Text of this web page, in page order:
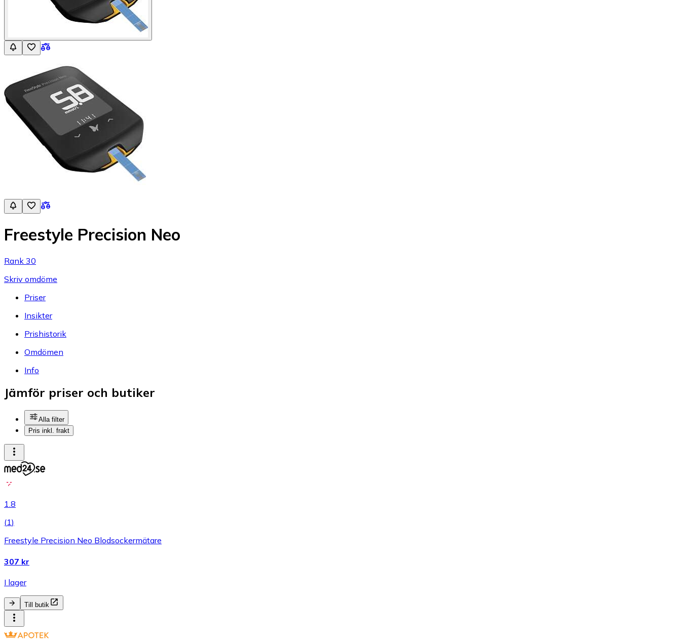
Freestyle Precision Neo
Rank 30
Skriv omdöme
Priser
Insikter
Prishistorik
Omdömen
Info
Jämför priser och butiker
Alla filter
Pris inkl. frakt
1.8
(1)
Freestyle Precision Neo Blodsockermätare
307 kr
I lager
Till butik